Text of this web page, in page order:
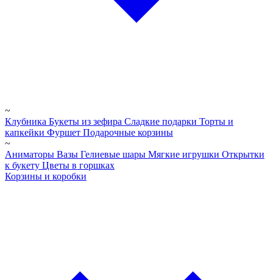
~
Клубника Букеты из зефира Сладкие подарки Торты и
капкейки Фуршет Подарочные корзины
~
Аниматоры Вазы Гелиевые шары Мягкие игрушки Открытки
к букету Цветы в горшках
Корзины и коробки